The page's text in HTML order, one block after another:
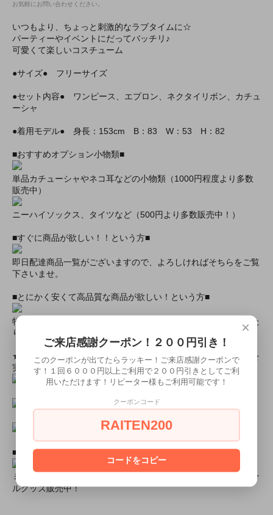
お気軽にお問い合わせください。
いつもより、ちょっと刺激的なラブタイムに☆
パーティーやイベントにだってバッチリ♪
可愛くて楽しいコスチューム
●サイズ● フリーサイズ
●セット内容● ワンピース、エプロン、ネクタイリボン、カチュ
ーシャ
●着用モデル● 身長：153cm B：83 W：53 H：82
■おすすめオプション小物類■
単品カチューシャやネコ耳などの小物類（1000円程度より多数
販売中）
ニーハイソックス、タイツなど（500円より多数販売中！）
■すぐに商品が欲しい！！という方■
即日配達商品一覧がございますので、よろしければそちらをご覧
下さいませ。
■とにかく安くて高品質な商品が欲しい！という方■
特別割引商品を掲載しています！最大８０％引きの商品もあった
りします！
★ミアカフェ・ミアリラではミアコス衣装を着用したイベントを
実施中★
■ミアコスモデル＆カフェオリジナルグッズショップ■
ミアコスチュームモデル撮影元サイズ画像やミアカフェオリジナ
ルグッズ販売中！
×
ご来店感謝クーポン！２００円引き！
このクーポンが出てたらラッキー！ご来店感謝クーポンで
す！１回６０００円以上ご利用で２００円引きとしてご利
用いただけます！リピーター様もご利用可能です！
クーポンコード
RAITEN200
コードをコピー